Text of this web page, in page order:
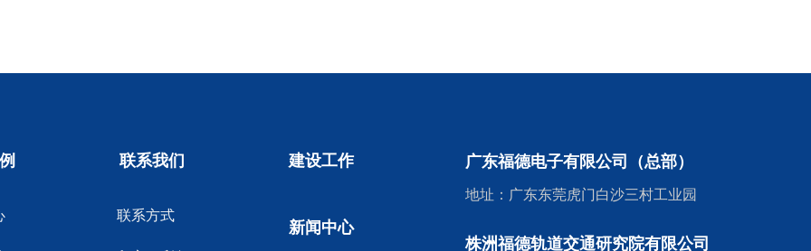
联系我们
联系方式
建设工作
新闻中心
广东福德电子有限公司（总部）
地址：广东东莞虎门白沙三村工业园
株洲福德轨道交通研究院有限公司